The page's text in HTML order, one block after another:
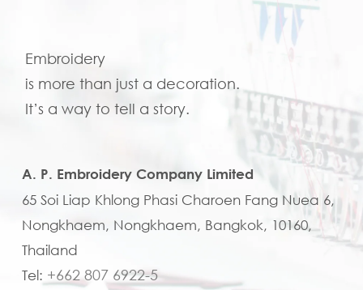
Embroidery
is more than just a decoration.
It’s a way to tell a story.
A. P. Embroidery Company Limited
65 Soi Liap Khlong Phasi Charoen Fang Nuea 6,
Nongkhaem, Nongkhaem, Bangkok, 10160,
Thailand
Tel: +662 807 6922-5